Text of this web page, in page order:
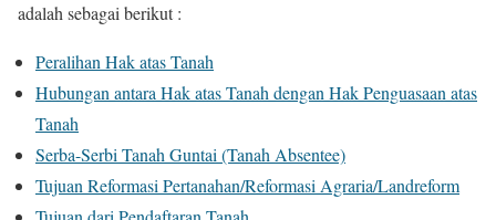
adalah sebagai berikut :
Peralihan Hak atas Tanah
Hubungan antara Hak atas Tanah dengan Hak Penguasaan atas
Tanah
Serba-Serbi Tanah Guntai (Tanah Absentee)
Tujuan Reformasi Pertanahan/Reformasi Agraria/Landreform